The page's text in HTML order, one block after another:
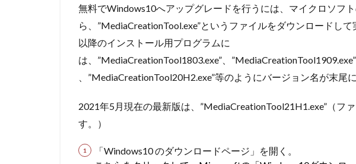
無料でWindows10へアップグレードを行うには、マイクロソフ
ら、”MediaCreationTool.exe”というファイルをダウンロードし
以降のインストール用プログラムに
は、”MediaCreationTool1803.exe”、
、”MediaCreationTool20H2.exe”等のようにバージョン名が末尾
2021年5月現在の最新版は、”MediaCreationTool21H1.exe”（フ
す。）
「Windows10 のダウンロードページ」 を開く。